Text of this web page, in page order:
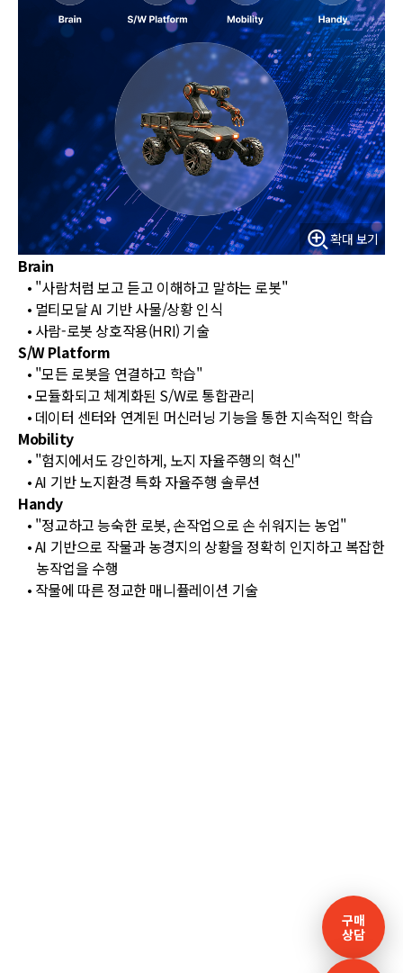
확대 보기
Brain
• "사람처럼 보고 듣고 이해하고 말하는 로봇"
• 멀티모달 AI 기반 사물/상황 인식
• 사람-로봇 상호작용(HRI) 기술
S/W Platform
• "모든 로봇을 연결하고 학습"
• 모듈화되고 체계화된 S/W로 통합관리
• 데이터 센터와 연계된 머신러닝 기능을 통한 지속적인 학습
Mobility
• "험지에서도 강인하게, 노지 자율주행의 혁신"
• AI 기반 노지환경 특화 자율주행 솔루션
Handy
• "정교하고 능숙한 로봇, 손작업으로 손 쉬워지는 농업"
• AI 기반으로 작물과 농경지의 상황을 정확히 인지하고 복잡한
농작업을 수행
• 작물에 따른 정교한 매니퓰레이션 기술
구매
상담